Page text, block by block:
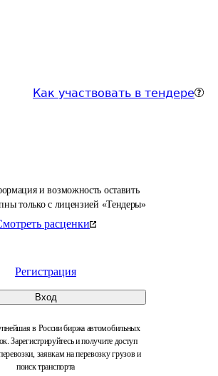
Как участвовать в тендере
и возможность оставить
только с лицензией «Тендеры»
расценки
Регистрация
Вход
в России биржа автомобильных
Зарегистрируйтесь и получите доступ
заявкам на перевозку грузов и
поиск транспорта